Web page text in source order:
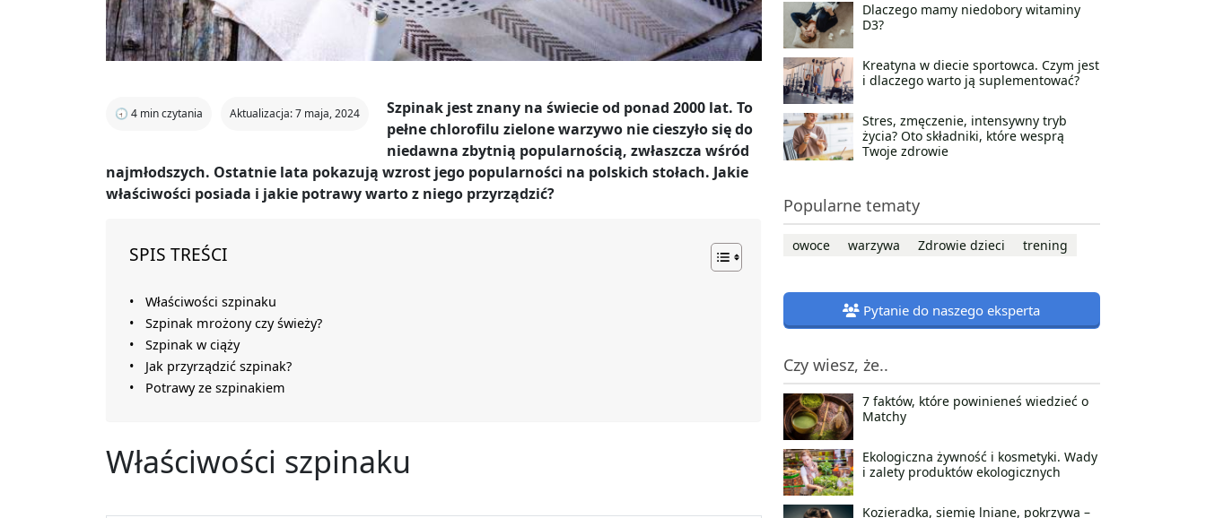
🕣 4 min czytania Aktualizacja: 7 maja, 2024
Szpinak jest znany na świecie od ponad 2000 lat. To
pełne chlorofilu zielone warzywo nie cieszyło się do
niedawna zbytnią popularnością, zwłaszcza wśród
najmłodszych. Ostatnie lata pokazują wzrost jego popularności na polskich stołach. Jakie
właściwości posiada i jakie potrawy warto z niego przyrządzić?
SPIS TREŚCI
Właściwości szpinaku
Szpinak mrożony czy świeży?
Szpinak w ciąży
Jak przyrządzić szpinak?
Potrawy ze szpinakiem
Właściwości szpinaku
Dlaczego mamy niedobory witaminy
D3?
Kreatyna w diecie sportowca. Czym jest
i dlaczego warto ją suplementować?
Stres, zmęczenie, intensywny tryb
życia? Oto składniki, które wesprą
Twoje zdrowie
Popularne tematy
owoce warzywa Zdrowie dzieci trening
Pytanie do naszego eksperta
Czy wiesz, że..
7 faktów, które powinieneś wiedzieć o
Matchy
Ekologiczna żywność i kosmetyki. Wady
i zalety produktów ekologicznych
Kozieradka, siemię lniane, pokrzywa –